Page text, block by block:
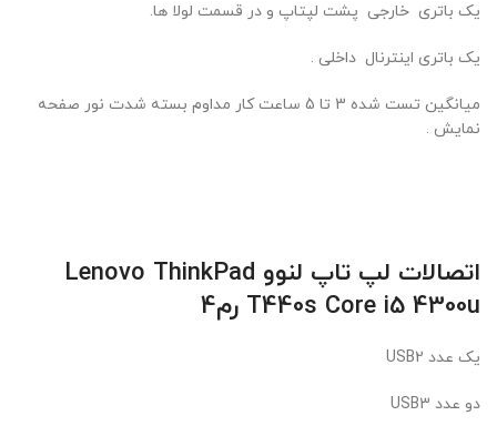
یک باتری خارجی پشت لپتاپ و در قسمت لولا ها.
یک باتری اینترنال داخلی .
میانگین تست شده 3 تا 5 ساعت کار مداوم بسته شدت نور صفحه
نمایش .
اتصالات لپ تاپ لنوو Lenovo ThinkPad
T440s Core i5 4300u رم4
یک عدد USB2
دو عدد USB3